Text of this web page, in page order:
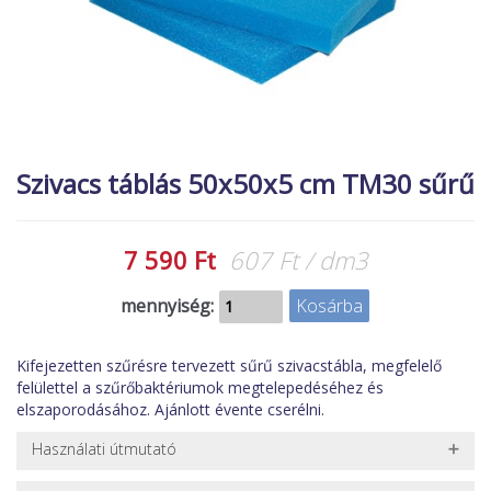
új élőlények
MACSKA
NÖVÉNYEK
EXTRA AKCIÓK
Szivacs táblás 50x50x5 cm TM30 sűrű
7 590 Ft 607 Ft / dm3
mennyiség:
Kifejezetten szűrésre tervezett sűrű szivacstábla, megfelelő
felülettel a szűrőbaktériumok megtelepedéséhez és
elszaporodásához. Ajánlott évente cserélni.
Használati útmutató